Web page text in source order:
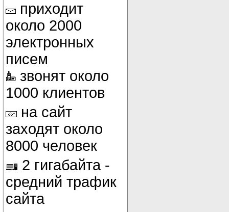
приходит
около 2000
электронных
писем
звонят около
1000 клиентов
на сайт
заходят около
8000 человек
2 гигабайта -
средний трафик
сайта